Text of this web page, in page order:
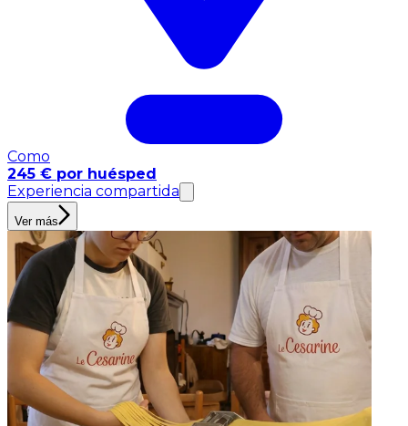
Como
245 € por huésped
Experiencia compartida
Ver más